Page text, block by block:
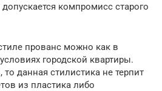
компромисс старого
прованс можно как в
городской квартиры.
то данная стилистика не терпит
из пластика либо